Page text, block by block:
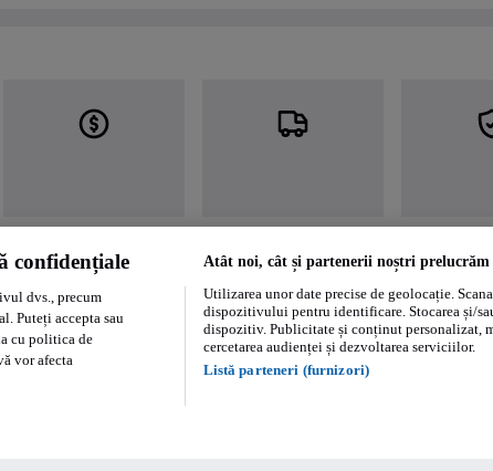
confidențiale
dvs., precum
Puteți accepta sau
cu politica de
vor afecta
Atât noi, cât și partenerii noștri
Utilizarea unor date precise de geolocație.
dispozitivului pentru identificare. Stocarea și/
dispozitiv. Publicitate și conținut personalizat,
cercetarea audienței și dezvoltarea serviciilor.
Listă parteneri (furnizori)